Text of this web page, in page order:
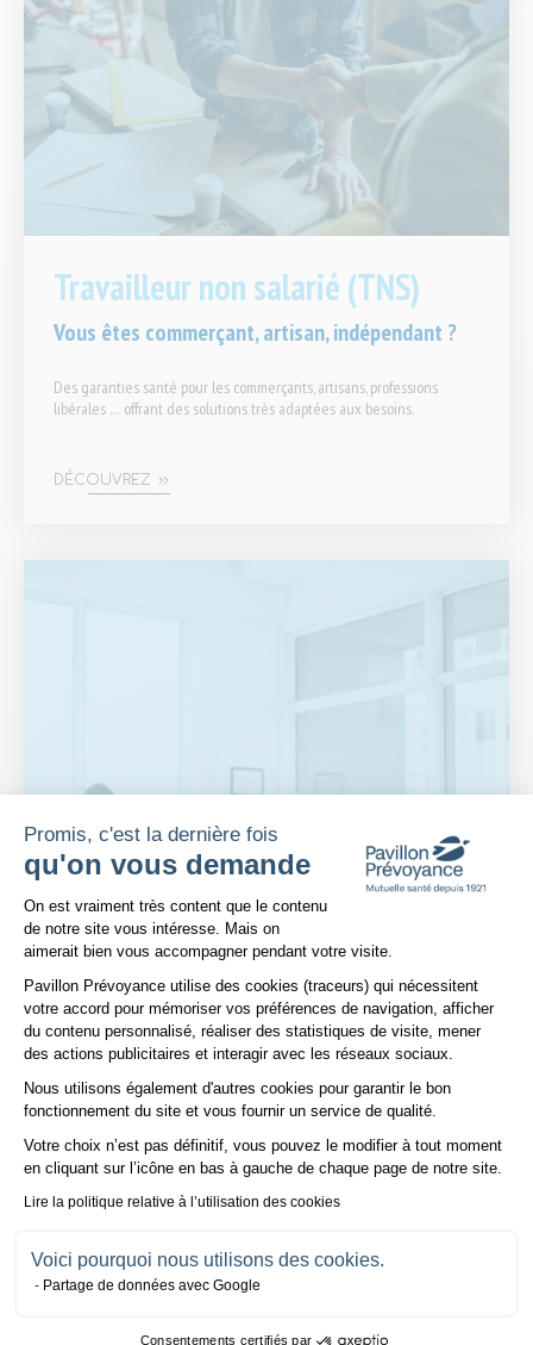
Promis, c'est la dernière fois
qu'on vous demande
Plateforme de Gestion du
On est vraiment très content que le contenu
de notre site vous intéresse. Mais on
aimerait bien vous accompagner pendant votre visite.
Pavillon Prévoyance utilise des cookies (traceurs) qui nécessitent
votre accord pour mémoriser vos préférences de navigation, afficher
du contenu personnalisé, réaliser des statistiques de visite, mener
des actions publicitaires et interagir avec les réseaux sociaux.
Nous utilisons également d'autres cookies pour garantir le bon
fonctionnement du site et vous fournir un service de qualité.
Votre choix n’est pas définitif, vous pouvez le modifier à tout moment
en cliquant sur l’icône en bas à gauche de chaque page de notre site.
Lire la politique relative à l’utilisation des cookies
Voici pourquoi nous utilisons des cookies.
Partage de données avec Google
Consentements certifiés par
Axeptio consent
Travailleur non salarié (TNS)
Vous êtes commerçant, artisan, indépendant ?
Des garanties santé pour les commerçants, artisans, professions
libérales … offrant des solutions très adaptées aux besoins.
DÉCOUVREZ
Entreprise inférieure à 20
salariés
Pour vous, chef d’entreprise, garant de la protection sociale de vos
obligations légales. Contrats santé collective compétitifs.
DÉCOUVREZ